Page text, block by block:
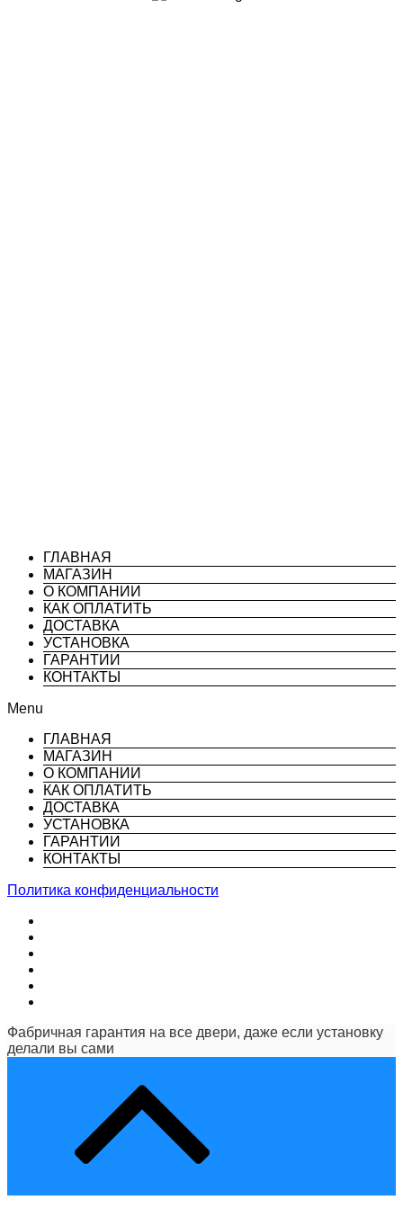
ГЛАВНАЯ
МАГАЗИН
О КОМПАНИИ
КАК ОПЛАТИТЬ
ДОСТАВКА
УСТАНОВКА
ГАРАНТИИ
КОНТАКТЫ
Menu
ГЛАВНАЯ
МАГАЗИН
О КОМПАНИИ
КАК ОПЛАТИТЬ
ДОСТАВКА
УСТАНОВКА
ГАРАНТИИ
КОНТАКТЫ
Политика конфиденциальности
Фабричная гарантия на все двери, даже если установку
делали вы сами